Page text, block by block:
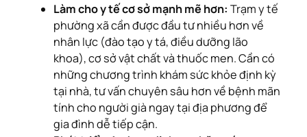
Làm cho y tế cơ sở mạnh mẽ hơn: Trạm y tế
phường xã cần được đầu tư nhiều hơn về
nhân lực (đào tạo y tá, điều dưỡng lão
khoa), cơ sở vật chất và thuốc men. Cần có
những chương trình khám sức khỏe định kỳ
tại nhà, tư vấn chuyên sâu hơn về bệnh mãn
tính cho người già ngay tại địa phương để
gia đình dễ tiếp cận.